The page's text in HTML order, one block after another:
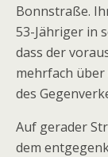
Bonnstraße.
53-Jähriger in
dass der
mehrfach
des
Auf gerader
dem